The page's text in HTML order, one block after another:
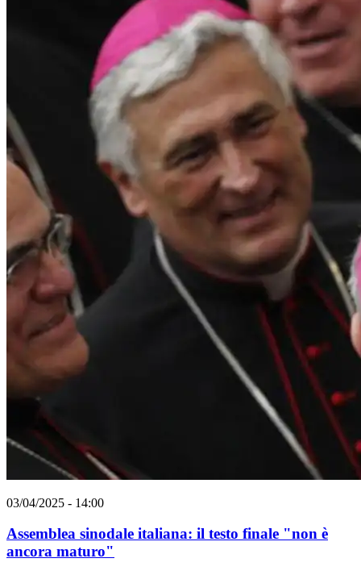
03/04/2025 - 14:00
Assemblea sinodale italiana: il testo finale "non è
ancora maturo"